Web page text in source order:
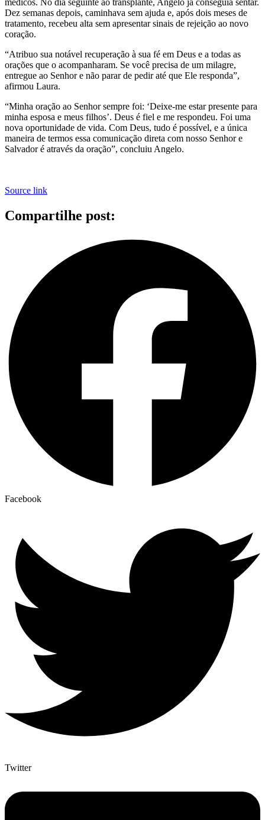
médicos. No dia seguinte ao transplante, Angelo já conseguia sentar.
Dez semanas depois, caminhava sem ajuda e, após dois meses de
tratamento, recebeu alta sem apresentar sinais de rejeição ao novo
coração.
“Atribuo sua notável recuperação à sua fé em Deus e a todas as
orações que o acompanharam. Se você precisa de um milagre,
entregue ao Senhor e não parar de pedir até que Ele responda”,
afirmou Laura.
“Minha oração ao Senhor sempre foi: ‘Deixe-me estar presente para
minha esposa e meus filhos’. Deus é fiel e me respondeu. Foi uma
nova oportunidade de vida. Com Deus, tudo é possível, e a única
maneira de termos essa comunicação direta com nosso Senhor e
Salvador é através da oração”, concluiu Angelo.
Source link
Compartilhe post:
Facebook
Twitter